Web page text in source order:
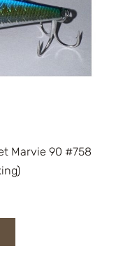
Marvie 90 #758